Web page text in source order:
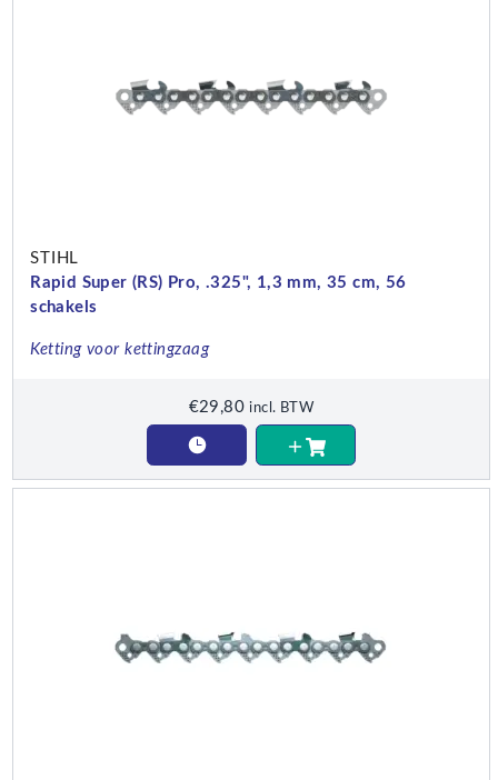
STIHL
Rapid Super (RS) Pro, .325", 1,3 mm, 35 cm, 56
schakels
Ketting voor kettingzaag
€29,80 incl. BTW